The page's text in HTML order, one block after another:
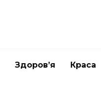
Здоров’я Краса